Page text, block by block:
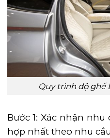
Quy trình độ ghế
Bước 1: Xác nhận
hợp nhất theo nhu